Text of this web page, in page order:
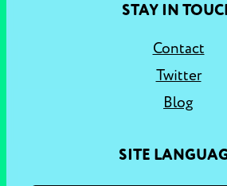
STAY IN
Contact
Twitter
Blog
SITE